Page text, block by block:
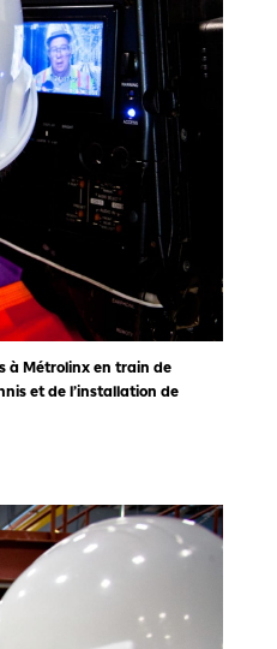
à Métrolinx en train de
et de l’installation de